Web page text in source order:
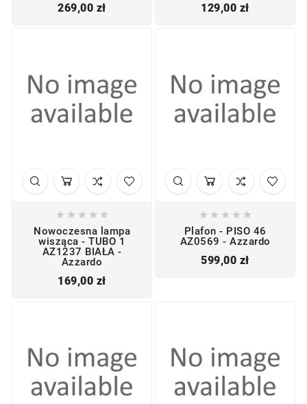
269,00 złCena 129,00 złCena
    
Nowoczesna lampa
wisząca - TUBO 1
AZ1237 BIAŁA -
Azzardo
169,00 złCena
    
Plafon - PISO 46
AZ0569 - Azzardo
599,00 złCena